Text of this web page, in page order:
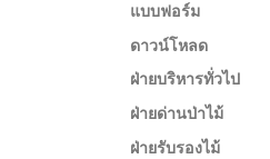
แบบฟอร์ม
ดาวน์โหลด
ฝ่ายบริหารทั่วไป
ฝ่ายด่านป่าไม้
ฝ่ายรับรองไม้